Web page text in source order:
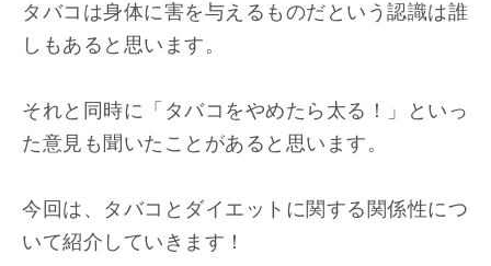
タバコは身体に害を与えるものだという認識は誰
しもあると思います。
それと同時に「タバコをやめたら太る！」といっ
た意見も聞いたことがあると思います。
今回は、タバコとダイエットに関する関係性につ
いて紹介していきます！